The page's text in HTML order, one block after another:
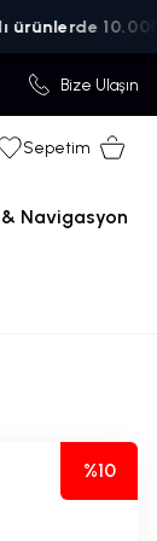
Bize Ulaşın
Sepetim
Navigasyon
%10